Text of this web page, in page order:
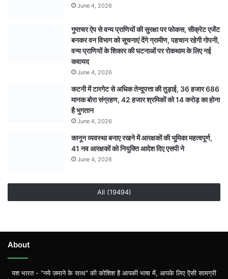
June 4, 2026
गुप्तचर ऐप से वन्य प्राणियों की सुरक्षा पर फोकस, सीक्रेट एजेंट
बनकर वन विभाग को सूचनाएं देेंगे ग्रामीण, पहचान रहेगी गोपनी,
वन्य प्राणियों के शिकार की घटनाओं पर रोकथाम के लिए नई
कवायद
June 4, 2026
कटनी में टारगेट से अधिक तेन्दूपत्ता की तुड़ाई, 36 हजार 686
मानक बोरा संग्रहण, 42 हजार श्रमिकों को 14 करोड़ का होना
है भुगतान
June 4, 2026
कानून व्यवस्था बनाए रखने में आरक्षकों की भूमिका महत्वपूर्ण,
41 नव आरक्षकों को नियुक्ति आदेश दिए एसपी ने
June 4, 2026
All (19494)
About
यश भारत - "नये ज़माने के साथ" की कोशिश है आपकी भाषा में, आपके लिए ऎसी सामग्री